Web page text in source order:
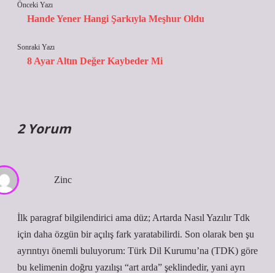
Önceki Yazı
Hande Yener Hangi Şarkıyla Meşhur Oldu
Sonraki Yazı
8 Ayar Altın Değer Kaybeder Mi
2 Yorum
Zinc
İlk paragraf bilgilendirici ama düz; Artarda Nasıl Yazılır Tdk
için daha özgün bir açılış fark yaratabilirdi. Son olarak ben şu
ayrıntıyı önemli buluyorum: Türk Dil Kurumu’na (TDK) göre
bu kelimenin doğru yazılışı “art arda” şeklindedir, yani ayrı